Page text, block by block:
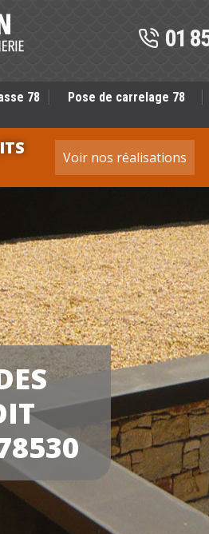
01
78 Pose de carrelage 78
Voir nos réalisations